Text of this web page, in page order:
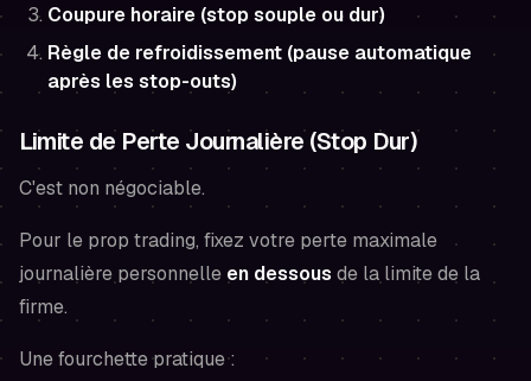
Coupure horaire (stop souple ou dur)
Règle de refroidissement (pause automatique
après les stop-outs)
Limite de Perte Journalière (Stop Dur)
C'est non négociable.
Pour le prop trading, fixez votre perte maximale
journalière personnelle en dessous de la limite de la
firme.
Une fourchette pratique :